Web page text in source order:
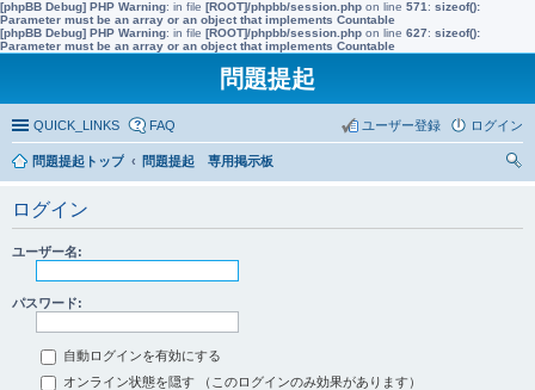
[phpBB Debug] PHP Warning: in file [ROOT]/phpbb/session.php on line 571 : sizeof():
Parameter must be an array or an object that implements Countable
[phpBB Debug] PHP Warning: in file [ROOT]/phpbb/session.php on line 627: sizeof():
Parameter must be an array or an object that implements Countable
問題提起
QUICK_LINKS FAQ ログイン
ユーザー登録
問題提起トップ
問題提起 専用掲示板
ログイン
ユーザー名:
パスワード:
自動ログインを有効にする
オンライン状態を隠す （このログインのみ効果があります）